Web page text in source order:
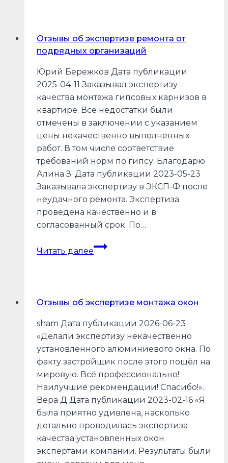
залива
Отзывы об экспертизе ремонта от
подрядных организаций
Юрий Бережков Дата публикации
2025-04-11 Заказывал экспертизу
качества монтажа гипсовых карнизов в
квартире. Все недостатки были
отмечены в заключении с указанием
цены некачественно выполненных
работ. В том числе соответствие
требований норм по гипсу. Благодарю
Алина З. Дата публикации 2023-05-23
Заказывала экспертизу в ЭКСП-Ф после
неудачного ремонта. Экспертиза
проведена качественно и в
согласованный срок. По…
Читать далее
Отзывы
об
подрядных
организаций
Отзывы об экспертизе монтажа окон
sham Дата публикации 2026-06-23
«Делали экспертизу некачественно
установленного алюминиевого окна. По
факту застройщик после этого пошёл на
мировую. Всё профессионально!
Наилучшие рекомендации! Спасибо!».
Вера Д Дата публикации 2023-02-16 «Я
была приятно удивлена, насколько
детально проводилась экспертиза
качества установленных окон
экспертами компании. Результаты были